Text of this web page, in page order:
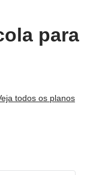
para
todos os planos